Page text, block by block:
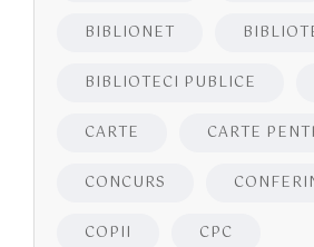
BIBLIONET
BIBLIOTECI PUBLICE
CARTE CARTE
CONCURS
COPII CPC